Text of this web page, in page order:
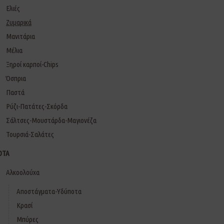
Ελιές
Ζυμαρικά
Μανιτάρια
Μέλια
Ξηροί καρποί-Chips
Όσπρια
Παστά
Ρύζι-Πατάτες-Σκόρδα
Σάλτσες-Μουστάρδα-Μαγιονέζα
Τουρσιά-Σαλάτες
Αλκοολούχα
Αποστάγματα-Υδύποτα
Κρασί
Μπύρες